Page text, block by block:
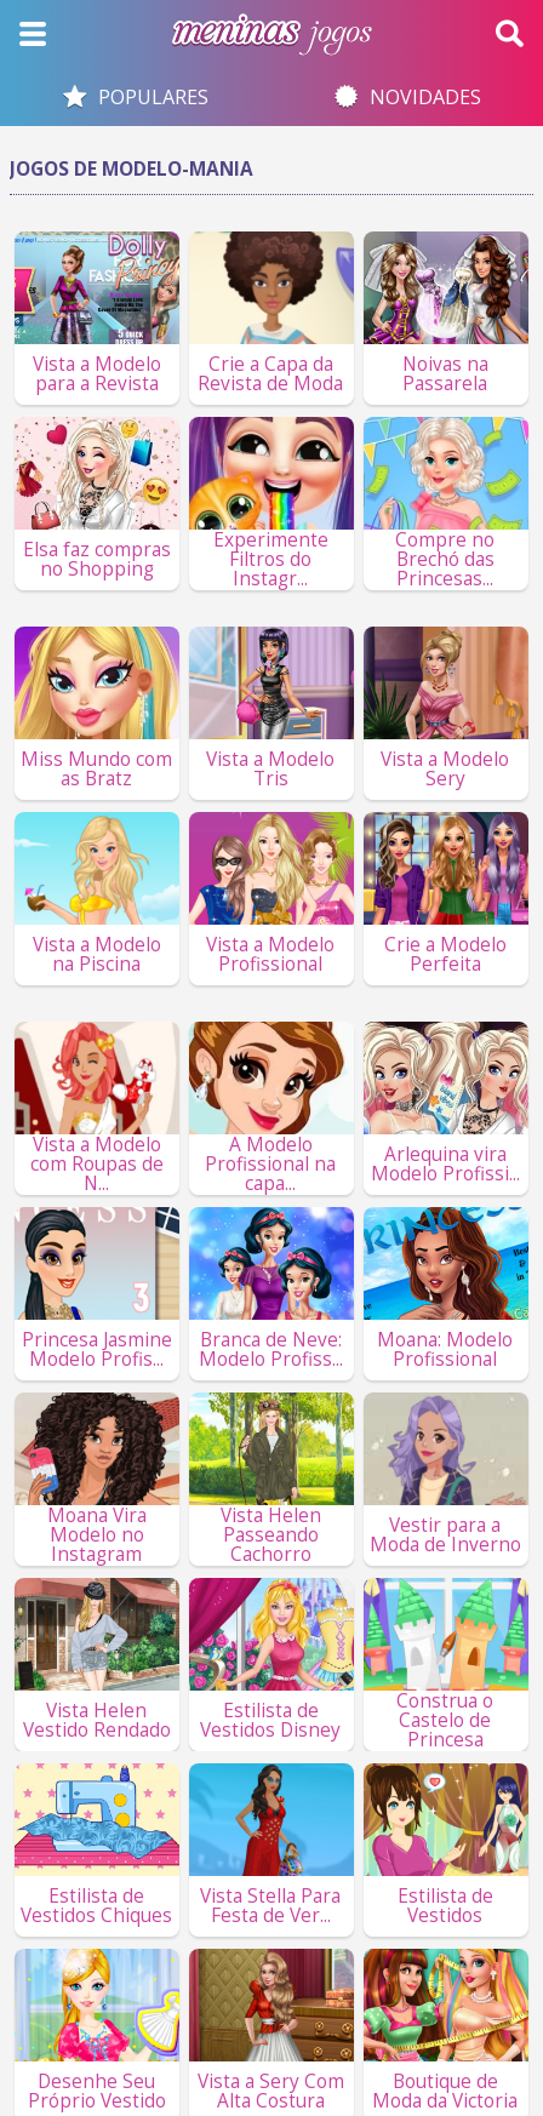
POPULARES NOVIDADES
JOGOS DE MODELO-MANIA
Vista a Modelo
para a Revista
Crie a Capa da
Revista de Moda
Noivas na
Passarela
Elsa faz compras
no Shopping
Experimente
Filtros do
Instagr...
Compre no
Brechó das
Princesas...
Miss Mundo com
as Bratz
Vista a Modelo
Tris
Vista a Modelo
Sery
Vista a Modelo
na Piscina
Vista a Modelo
Profissional
Crie a Modelo
Perfeita
Vista a Modelo
com Roupas de
N...
A Modelo
Profissional na
capa...
Arlequina vira
Modelo Profissi...
Princesa Jasmine
Modelo Profis...
Branca de Neve:
Modelo Profiss...
Moana: Modelo
Profissional
Moana Vira
Modelo no
Instagram
Vista Helen
Passeando
Cachorro
Vestir para a
Moda de Inverno
Vista Helen
Vestido Rendado
Estilista de
Vestidos Disney
Construa o
Castelo de
Princesa
Estilista de
Vestidos Chiques
Vista Stella Para
Festa de Ver...
Estilista de
Vestidos
Desenhe Seu
Próprio Vestido
Vista a Sery Com
Alta Costura
Boutique de
Moda da Victoria